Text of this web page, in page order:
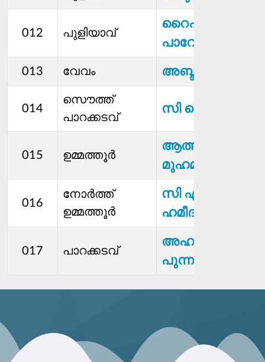
012 പുളിയാവ്
റൈഹാനത്ത്
പാറേമ്മൽ
013 വേവം അബ്ദുള്ള
014
സൌത്ത്
പാറക്കടവ്
സി കെ ജമീല
015 ഉമ്മത്തൂർ
ആത്തിക്ക
മുഹമ്മദ്
016
നോര്‍ത്ത്
ഉമ്മത്തൂർ
സി എച്ച്
ഹമീദ് മാസ്റ്റർ
017 പാറക്കടവ്
അഹമ്മദ്
പുന്നക്കൽ